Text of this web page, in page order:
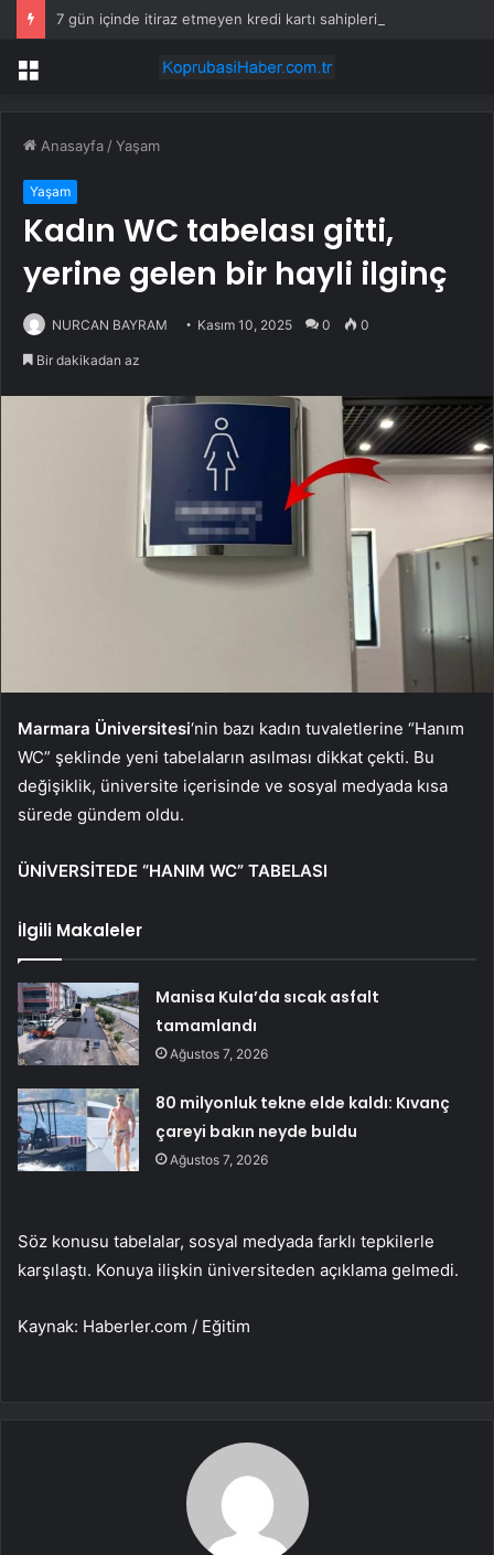
Menü
Anasayfa /Yaşam
Yaşam
Kadın WC tabelası gitti,
yerine gelen bir hayli ilginç
NURCAN BAYRAM Kasım 10, 2025 0 0
Bir dakikadan az
Marmara Üniversitesi‘nin bazı kadın tuvaletlerine “Hanım
WC” şeklinde yeni tabelaların asılması dikkat çekti. Bu
değişiklik, üniversite içerisinde ve sosyal medyada kısa
sürede gündem oldu.
ÜNİVERSİTEDE “HANIM WC” TABELASI
İlgili Makaleler
Manisa Kula’da sıcak asfalt
tamamlandı
Ağustos 7, 2026
80 milyonluk tekne elde kaldı: Kıvanç
çareyi bakın neyde buldu
Ağustos 7, 2026
Söz konusu tabelalar, sosyal medyada farklı tepkilerle
karşılaştı. Konuya ilişkin üniversiteden açıklama gelmedi.
Kaynak: Haberler.com / Eğitim